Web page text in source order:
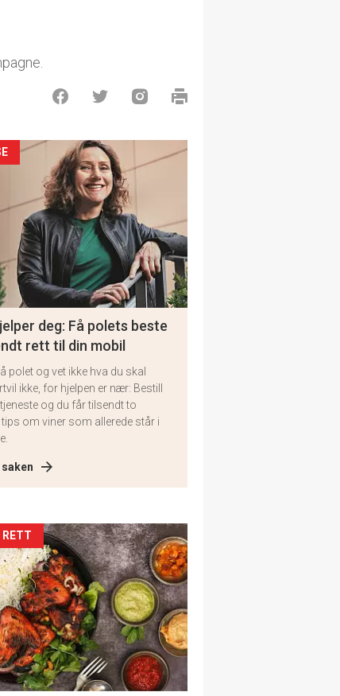
deg: Få polets beste
rett til din mobil
polet og vet ikke hva du skal
ikke, for hjelpen er nær: Bestill
og du får tilsendt to
tips om viner som allerede står i
saken
RETT